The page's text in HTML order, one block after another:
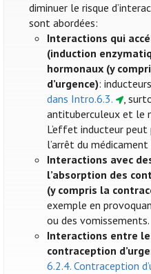
diminuer le risque
sont abordées:
Interactions qui
(induction
hormonaux (y
d’urgence):
dans Intro.6.3.
,
antituberculeux et le
L’effet inducteur peut
l’arrêt du médicament
Interactions avec
l’absorption des
(y compris la
exemple en
ou des vomissements.
Interactions entre
contraception
6.2.4. Contraception